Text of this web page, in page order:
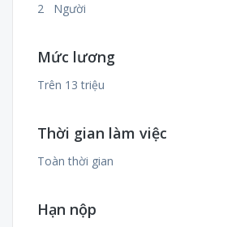
2 Người
Mức lương
Trên 13 triệu
Thời gian làm việc
Toàn thời gian
Hạn nộp